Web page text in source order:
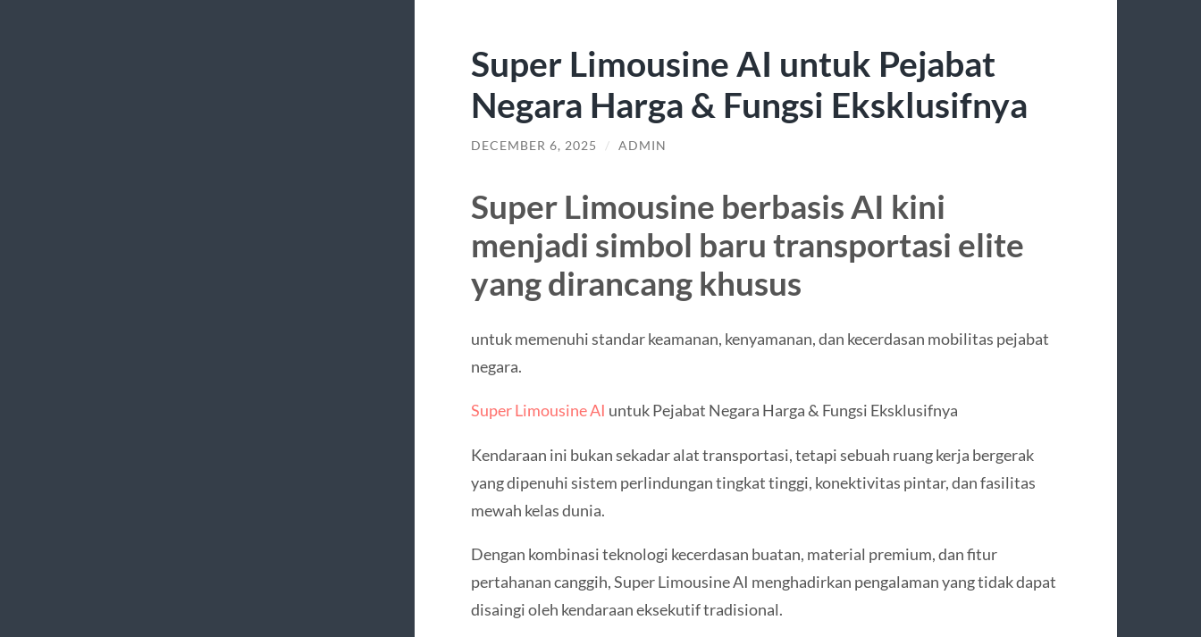
Super Limousine AI untuk Pejabat
Negara Harga & Fungsi Eksklusifnya
DECEMBER 6, 2025 / ADMIN
Super Limousine berbasis AI kini
menjadi simbol baru transportasi elite
yang dirancang khusus
untuk memenuhi standar keamanan, kenyamanan, dan kecerdasan mobilitas pejabat
negara.
Super Limousine AI untuk Pejabat Negara Harga & Fungsi Eksklusifnya
Kendaraan ini bukan sekadar alat transportasi, tetapi sebuah ruang kerja bergerak
yang dipenuhi sistem perlindungan tingkat tinggi, konektivitas pintar, dan fasilitas
mewah kelas dunia.
Dengan kombinasi teknologi kecerdasan buatan, material premium, dan fitur
pertahanan canggih, Super Limousine AI menghadirkan pengalaman yang tidak dapat
disaingi oleh kendaraan eksekutif tradisional.